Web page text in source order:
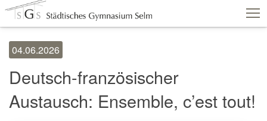
Schulshop
Vertretungen Kontakt
Aktuelles Schule
Fachbereiche
04.06.2026
Deutsch-französischer
Austausch: Ensemble, c’est tout!